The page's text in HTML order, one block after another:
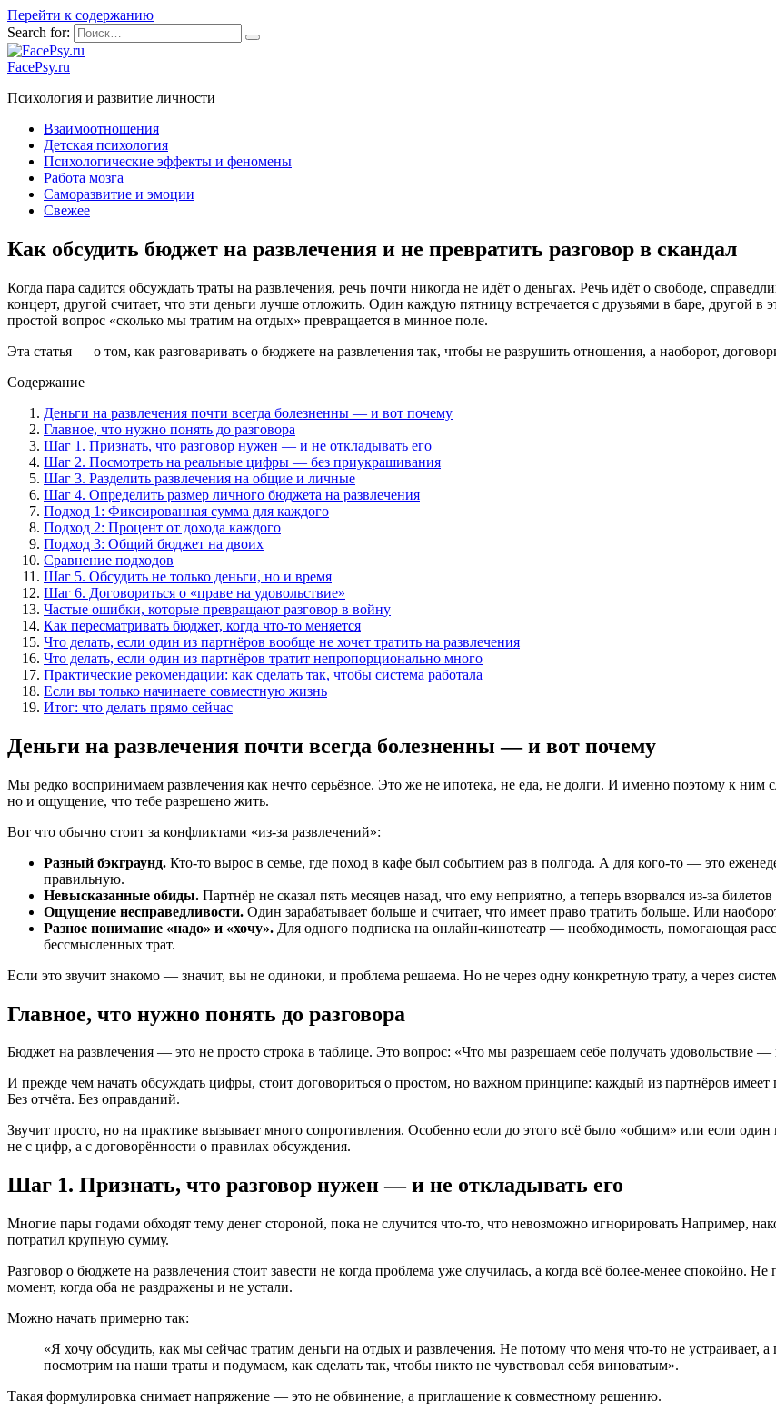
Перейти к содержанию
Search for:
FacePsy.ru
Психология и развитие личности
Взаимоотношения
Детская психология
Психологические эффекты и феномены
Работа мозга
Саморазвитие и эмоции
Свежее
Как обсудить бюджет на развлечения и не превратить разговор в скандал
Когда пара садится обсуждать траты на развлечения, речь почти никогда не идёт о деньгах. Речь идёт о свободе,
концерт, другой считает, что эти деньги лучше отложить. Один каждую пятницу встречается с друзьями в баре, другой
простой вопрос «сколько мы тратим на отдых» превращается в минное поле.
Эта статья — о том, как разговаривать о бюджете на развлечения так, чтобы не разрушить отношения, а наоборот,
Содержание
Деньги на развлечения почти всегда болезненны — и вот почему
Главное, что нужно понять до разговора
Шаг 1. Признать, что разговор нужен — и не откладывать его
Шаг 2. Посмотреть на реальные цифры — без приукрашивания
Шаг 3. Разделить развлечения на общие и личные
Шаг 4. Определить размер личного бюджета на развлечения
Подход 1: Фиксированная сумма для каждого
Подход 2: Процент от дохода каждого
Подход 3: Общий бюджет на двоих
Сравнение подходов
Шаг 5. Обсудить не только деньги, но и время
Шаг 6. Договориться о «праве на удовольствие»
Частые ошибки, которые превращают разговор в войну
Как пересматривать бюджет, когда что-то меняется
Что делать, если один из партнёров вообще не хочет тратить на развлечения
Что делать, если один из партнёров тратит непропорционально много
Практические рекомендации: как сделать так, чтобы система работала
Если вы только начинаете совместную жизнь
Итог: что делать прямо сейчас
Деньги на развлечения почти всегда болезненны — и вот почему
Мы редко воспринимаем развлечения как нечто серьёзное. Это же не ипотека, не еда, не долги. И именно поэтому к
но и ощущение, что тебе разрешено жить.
Вот что обычно стоит за конфликтами «из-за развлечений»:
Разный бэкграунд. Кто-то вырос в семье, где поход в кафе был событием раз в полгода. А для кого-то — это
правильную.
Невысказанные обиды. Партнёр не сказал пять месяцев назад, что ему неприятно, а теперь взорвался из-за
Ощущение несправедливости. Один зарабатывает больше и считает, что имеет право тратить больше. Или
Разное понимание «надо» и «хочу». Для одного подписка на онлайн-кинотеатр — необходимость, помогающая
бессмысленных трат.
Если это звучит знакомо — значит, вы не одиноки, и проблема решаема. Но не через одну конкретную трату, а через
Главное, что нужно понять до разговора
Бюджет на развлечения — это не просто строка в таблице. Это вопрос: «Что мы разрешаем себе получать удовольствие —
И прежде чем начать обсуждать цифры, стоит договориться о простом, но важном принципе: каждый из партнёров
Без отчёта. Без оправданий.
Звучит просто, но на практике вызывает много сопротивления. Особенно если до этого всё было «общим» или если
не с цифр, а с договорённости о правилах обсуждения.
Шаг 1. Признать, что разговор нужен — и не откладывать его
Многие пары годами обходят тему денег стороной, пока не случится что-то, что невозможно игнорировать Например,
потратил крупную сумму.
Разговор о бюджете на развлечения стоит завести не когда проблема уже случилась, а когда всё более-менее спокойно.
момент, когда оба не раздражены и не устали.
Можно начать примерно так:
«Я хочу обсудить, как мы сейчас тратим деньги на отдых и развлечения. Не потому что меня что-то не
посмотрим на наши траты и подумаем, как сделать так, чтобы никто не чувствовал себя виноватым».
Такая формулировка снимает напряжение — это не обвинение, а приглашение к совместному решению.